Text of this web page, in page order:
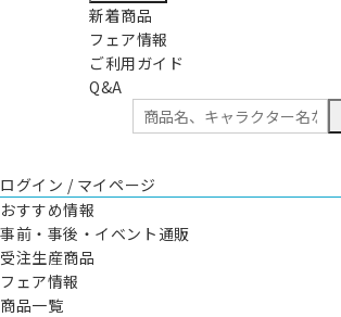
新着商品
フェア情報
ご利用ガイド
Q&A
ログイン / マイページ
おすすめ情報
事前・事後・イベント通販
受注生産商品
フェア情報
商品一覧